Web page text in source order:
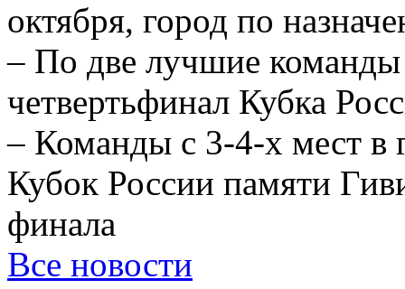
октября, город по
– По две лучшие
четвертьфинал Кубка
– Команды с 3-4-х мест в
Кубок России памяти
финала
Все новости